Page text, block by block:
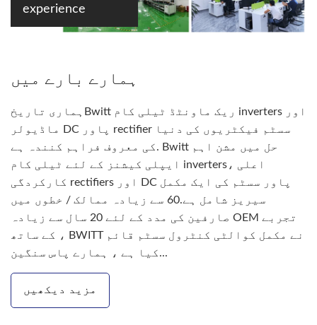
experience
ہمارے بارے میں
ہماری تاریخBwitt ریک ماونٹڈ ٹیلی کام inverters اور
ماڈیولر DC پاور rectifier سسٹم فیکٹریوں کی دنیا
کی معروف فراہم کنندہ ہے. Bwitt حل میں مشن اہم
ایپلی کیشنز کے لئے ٹیلی کام inverters، اعلی
کارکردگی rectifiers اور DC پاور سسٹم کی ایک مکمل
سیریز شامل ہے.60 سے زیادہ ممالک / خطوں میں
صارفین کی مدد کے لئے 20 سال سے زیادہ OEM تجربے
کے ساتھ ، BWITT نے مکمل کوالٹی کنٹرول سسٹم قائم
کیا ہے ، ہمارے پاس سنگین...
مزید دیکھیں